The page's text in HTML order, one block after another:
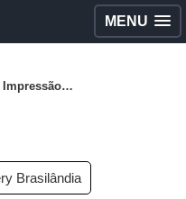
MENU
Impressão de catálogos Jardim Ângela
Brasilândia